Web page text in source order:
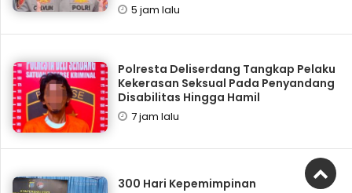
5 jam lalu
Polresta Deliserdang Tangkap Pelaku
Kekerasan Seksual Pada Penyandang
Disabilitas Hingga Hamil
7 jam lalu
300 Hari Kepemimpinan